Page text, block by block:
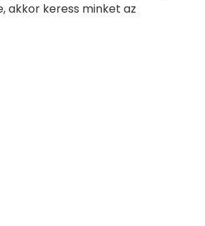
akkor keress minket az